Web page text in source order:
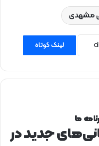
مشهدی
لینک کوتاه
ما
جدید در